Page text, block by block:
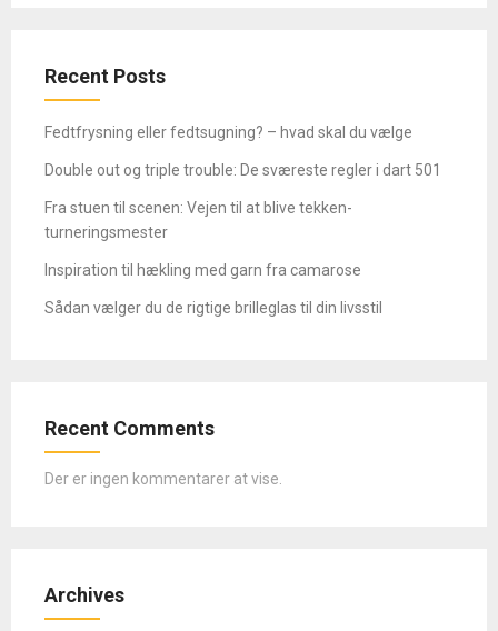
Recent Posts
Fedtfrysning eller fedtsugning? – hvad skal du vælge
Double out og triple trouble: De sværeste regler i dart 501
Fra stuen til scenen: Vejen til at blive tekken-
turneringsmester
Inspiration til hækling med garn fra camarose
Sådan vælger du de rigtige brilleglas til din livsstil
Recent Comments
Der er ingen kommentarer at vise.
Archives